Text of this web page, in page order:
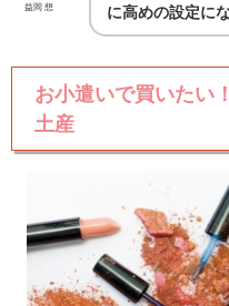
益岡 想
に高めの設定に
お小遣いで買いたい
土産